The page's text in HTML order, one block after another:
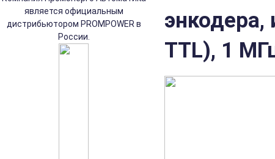
является официальным
дистрибьютором PROMPOWER в
России.
энкодера,
TTL), 1